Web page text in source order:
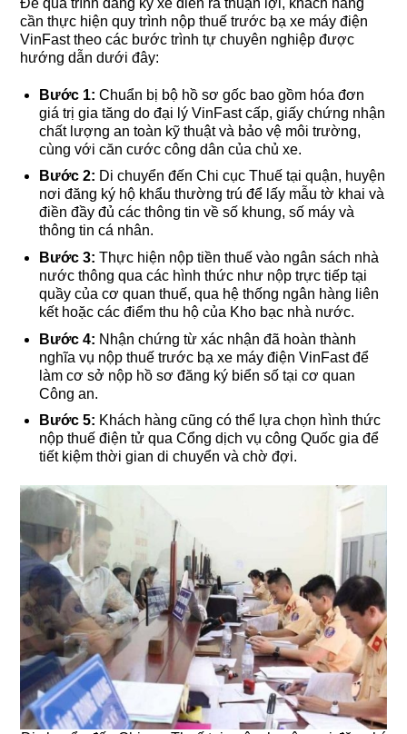
Để quá trình đăng ký xe diễn ra thuận lợi, khách hàng
cần thực hiện quy trình nộp thuế trước bạ xe máy điện
VinFast theo các bước trình tự chuyên nghiệp được
hướng dẫn dưới đây:
Bước 1: Chuẩn bị bộ hồ sơ gốc bao gồm hóa đơn
giá trị gia tăng do đại lý VinFast cấp, giấy chứng nhận
chất lượng an toàn kỹ thuật và bảo vệ môi trường,
cùng với căn cước công dân của chủ xe.
Bước 2: Di chuyển đến Chi cục Thuế tại quận, huyện
nơi đăng ký hộ khẩu thường trú để lấy mẫu tờ khai và
điền đầy đủ các thông tin về số khung, số máy và
thông tin cá nhân.
Bước 3: Thực hiện nộp tiền thuế vào ngân sách nhà
nước thông qua các hình thức như nộp trực tiếp tại
quầy của cơ quan thuế, qua hệ thống ngân hàng liên
kết hoặc các điểm thu hộ của Kho bạc nhà nước.
Bước 4: Nhận chứng từ xác nhận đã hoàn thành
nghĩa vụ nộp thuế trước bạ xe máy điện VinFast để
làm cơ sở nộp hồ sơ đăng ký biển số tại cơ quan
Công an.
Bước 5: Khách hàng cũng có thể lựa chọn hình thức
nộp thuế điện tử qua Cổng dịch vụ công Quốc gia để
tiết kiệm thời gian di chuyển và chờ đợi.